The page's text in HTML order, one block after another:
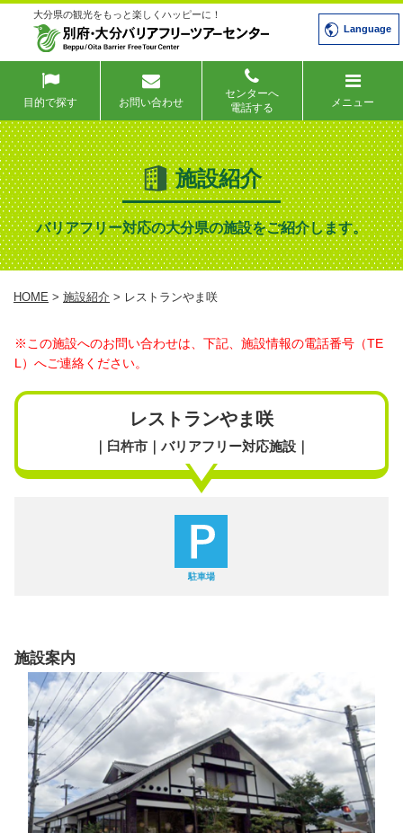
大分県の観光をもっと楽しくハッピーに！
Language
目的で探す お問い合わせ
センターへ
電話する
メニュー
施設紹介
バリアフリー対応の大分県の施設をご紹介します。
HOME > 施設紹介 > レストランやま咲
※この施設へのお問い合わせは、下記、施設情報の電話番号（TE
L）へご連絡ください。
レストランやま咲
｜臼杵市｜バリアフリー対応施設｜
駐車場
施設案内